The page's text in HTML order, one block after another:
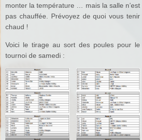
monter la température … mais la salle n’est
pas chauffée. Prévoyez de quoi vous tenir
chaud !
Voici le tirage au sort des poules pour le
tournoi de samedi :